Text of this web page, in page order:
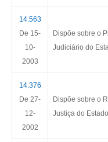
14.563
De 15-
10-
2003
Dispõe sobre o
Judiciário do
14.376
De 27-
12-
2002
Dispõe sobre o
Justiça do